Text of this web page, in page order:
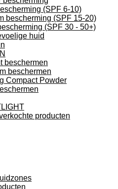
(SPF 6-10)
bescherming (SPF 15-20)
(SPF 30 - 50+)
huid
beschermen
beschermen
Compact Powder
producten